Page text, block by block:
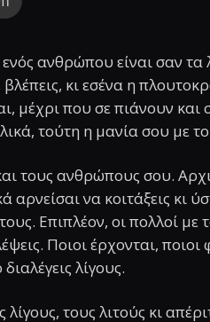
ανθρώπου είναι σαν τα
κι εσένα η
μέχρι που σε πιάνουν
τούτη η μανία σου με
τους ανθρώπους σου.
να κοιτάξεις κι
Επιπλέον, οι πολλοί
Ποιοι έρχονται,
λίγους.
τους λιτούς κι